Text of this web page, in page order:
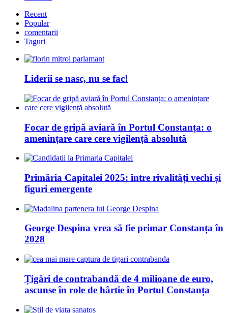
Recent
Popular
comentarii
Taguri
Liderii se nasc, nu se fac!
Focar de gripă aviară în Portul Constanța: o
amenințare care cere vigilență absolută
Primăria Capitalei 2025: între rivalități vechi și
figuri emergente
George Despina vrea să fie primar Constanța în
2028
Țigări de contrabandă de 4 milioane de euro,
ascunse în role de hârtie în Portul Constanța